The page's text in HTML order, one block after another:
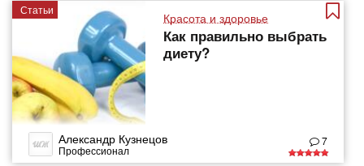
Статьи
Красота и здоровье
Как правильно выбрать
диету?
Александр Кузнецов
Профессионал
7